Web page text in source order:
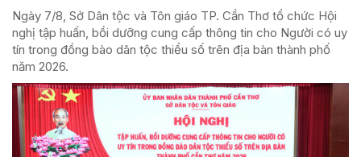
Ngày 7/8, Sở Dân tộc và Tôn giáo TP. Cần Thơ tổ chức Hội
nghị tập huấn, bồi dưỡng cung cấp thông tin cho Người có uy
tín trong đồng bào dân tộc thiểu số trên địa bàn thành phố
năm 2026.